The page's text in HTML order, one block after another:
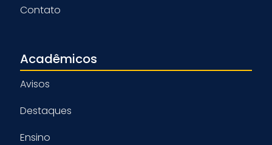
Contato
Acadêmicos
Avisos
Destaques
Ensino